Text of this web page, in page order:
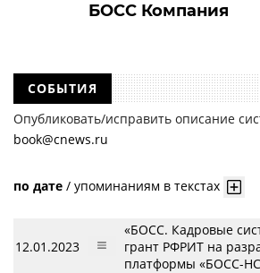
БОСС Компания
СОБЫТИЯ
Опубликовать/исправить описание
book@cnews.ru
по дате / упоминаниям в текстах
12.01.2023
«БОСС. Кадровые
грант РФРИТ на
платформы «БОСС-